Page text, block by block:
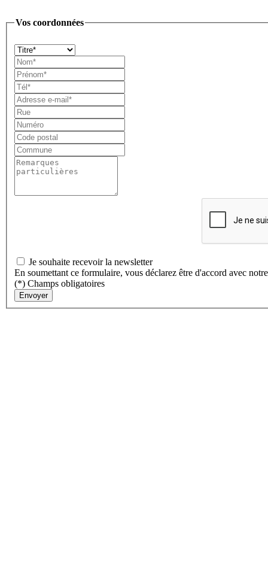
Vos coordonnées
Je souhaite recevoir la newsletter
En soumettant ce formulaire, vous déclarez être d'accord avec
(*) Champs obligatoires
Envoyer